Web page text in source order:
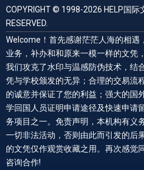
COPYRIGHT © 1998-2026 HELP国际
RESERVED.
Welcome！首先感谢茫茫人海的相遇
业务，补办和和原来一模一样的文凭
我们攻克了水印与温感防伪技术，结
凭与学校颁发的无异；合理的交易流
的诚意并保证了您的利益；强大的国
学回国人员证明申请途径及快速申请
务项目之一。免责声明，本机构有义
一切非法活动，否则由此而引发的后
的文凭仅作观赏收藏之用。再次感觉
咨询合作!